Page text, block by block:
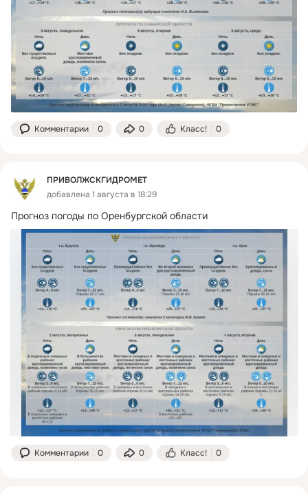
Комментарии 0 0 Класс! 0
ПРИВОЛЖСКГИДРОМЕТ
добавлена 1 августа в 18:29
Прогноз погоды по Оренбургской области
Комментарии 0 0 Класс! 0